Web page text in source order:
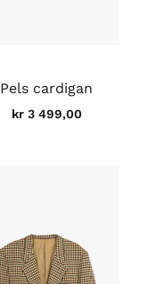
Pels cardigan
kr3 499,00